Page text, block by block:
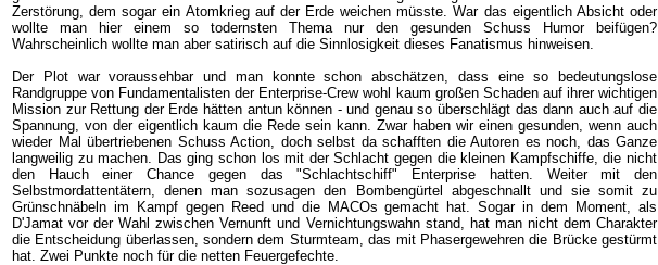
Zerstörung, dem sogar ein Atomkrieg auf der Erde weichen müsste. War das eigentlich Absicht oder
wollte man hier einem so todernsten Thema nur den gesunden Schuss Humor beifügen?
Wahrscheinlich wollte man aber satirisch auf die Sinnlosigkeit dieses Fanatismus hinweisen.
Der Plot war voraussehbar und man konnte schon abschätzen, dass eine so bedeutungslose
Randgruppe von Fundamentalisten der Enterprise-Crew wohl kaum großen Schaden auf ihrer wichtigen
Mission zur Rettung der Erde hätten antun können - und genau so überschlägt das dann auch auf die
Spannung, von der eigentlich kaum die Rede sein kann. Zwar haben wir einen gesunden, wenn auch
wieder Mal übertriebenen Schuss Action, doch selbst da schafften die Autoren es noch, das Ganze
langweilig zu machen. Das ging schon los mit der Schlacht gegen die kleinen Kampfschiffe, die nicht
den Hauch einer Chance gegen das "Schlachtschiff" Enterprise hatten. Weiter mit den
Selbstmordattentätern, denen man sozusagen den Bombengürtel abgeschnallt und sie somit zu
Grünschnäbeln im Kampf gegen Reed und die MACOs gemacht hat. Sogar in dem Moment, als
D'Jamat vor der Wahl zwischen Vernunft und Vernichtungswahn stand, hat man nicht dem Charakter
die Entscheidung überlassen, sondern dem Sturmteam, das mit Phasergewehren die Brücke gestürmt
hat. Zwei Punkte noch für die netten Feuergefechte.